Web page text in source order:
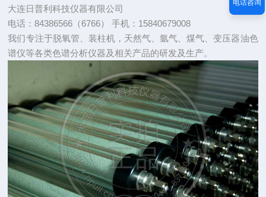
大连日普利科技仪器有限公司
电话：84386566（6766） 手机：15840679008
我们专注于脱氧管、装柱机，天然气、氩气、煤气、变压器油色
谱仪等各类色谱分析仪器及相关产品的研发及生产。
电话咨询